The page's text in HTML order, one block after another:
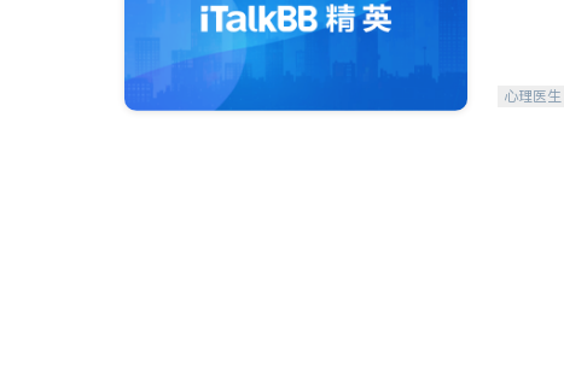
心理医生